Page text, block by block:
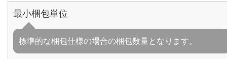
最小梱包単位
標準的な梱包仕様の場合の梱包数量となります。